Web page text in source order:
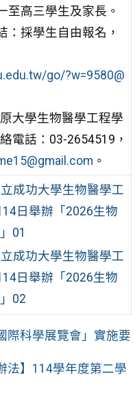
至高三學生及家長。
：採學生自由報名，
go/?w=9580@
大學生物醫學工程學
電話：03-2654519，
。
成功大學生物醫學工
日舉辦「2026生物
01
成功大學生物醫學工
日舉辦「2026生物
02
際科學展覽會」實施要
法】114學年度第二學